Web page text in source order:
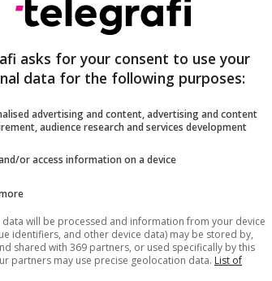
ke të drejtë të flasësh për
dhe tjerët lirohen nga
asks for your consent to use your
data for the following purposes:
advertising and content, advertising and content
audience research and services development
or access information on a device
will be processed and information from your device
identifiers, and other device data) may be stored by,
shared with 369 partners, or used specifically by this
partners may use precise geolocation data. List of